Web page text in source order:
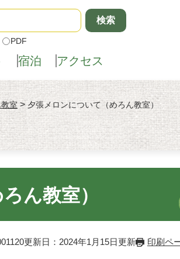
PDF
宿泊 アクセス
室 >夕張メロンについて（めろん教室）
ん教室）
更新日：2024年1月15日更新 印刷ペ